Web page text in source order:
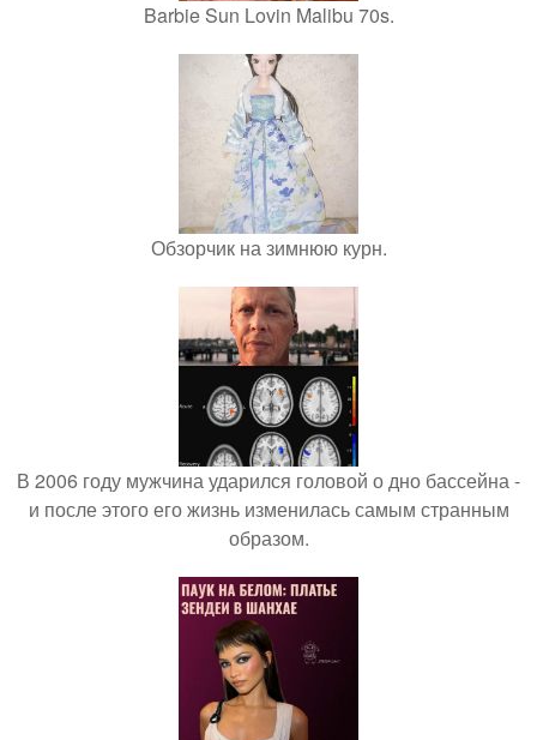
Barbie Sun Lovin Malibu 70s.
Обзорчик на зимнюю курн.
В 2006 году мужчина ударился головой о дно бассейна -
и после этого его жизнь изменилась самым странным
образом.